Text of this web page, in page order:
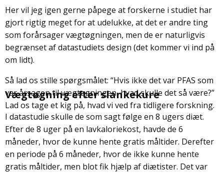
Her vil jeg igen gerne påpege at forskerne i studiet har
gjort rigtig meget for at udelukke, at det er andre ting
som forårsager vægtøgningen, men de er naturligvis
begrænset af datastudiets design (det kommer vi ind på
om lidt).
Så lad os stille spørgsmålet: “Hvis ikke det var PFAS som
var årsagen til vægtøgningen, hvad skulle det så være?”
Lad os tage et kig på, hvad vi ved fra tidligere forskning.
Vægtøgning efter slankekure
I datastudie skulle de som sagt følge en 8 ugers diæt.
Efter de 8 uger på en lavkaloriekost, havde de 6
måneder, hvor de kunne hente gratis måltider. Derefter
en periode på 6 måneder, hvor de ikke kunne hente
gratis måltider, men blot fik hjælp af diætister. Det var